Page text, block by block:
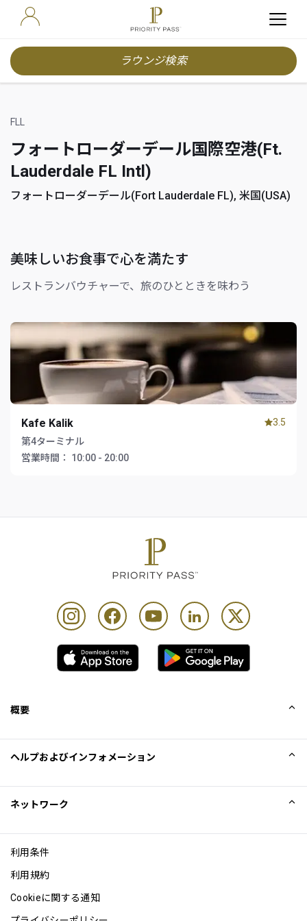
ラウンジ検索
FLL
フォートローダーデール国際空港(Ft.
Lauderdale FL Intl)
フォートローダーデール(Fort Lauderdale FL), 米国(USA)
美味しいお食事で心を満たす
レストランバウチャーで、旅のひとときを味わう
Kafe Kalik
第4ターミナル
営業時間：
10:00 - 20:00
3.5
概要
Excellence Awards
ブログ
ヘルプおよびインフォメーション
ネットワーク
利用条件
利用規約
Cookieに関する通知